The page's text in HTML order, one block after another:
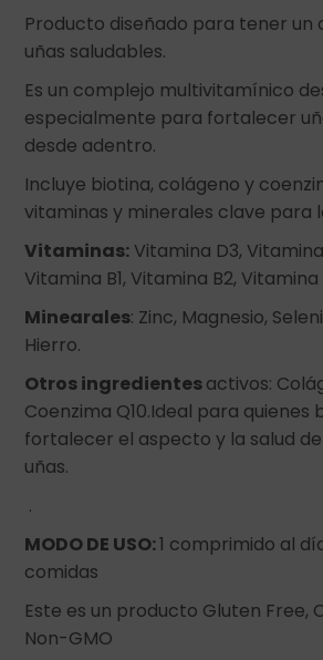
Producto diseñado para tener un
uñas saludables.
Es un complejo multivitamínico
especialmente para fortalecer
desde adentro.
Incluye biotina, colágeno y
vitaminas y minerales clave para
Vitaminas: Vitamina D3,
Vitamina B1, Vitamina B2, Vitamina
Minearales: Zinc, Magnesio,
Hierro.
Otros ingredientesactivos:
Coenzima Q10.Ideal para quienes
fortalecer el aspecto y la salud
uñas.
.
MODO DE USO:1 comprimido al
comidas
Este es un producto Gluten Free,
Non-GMO